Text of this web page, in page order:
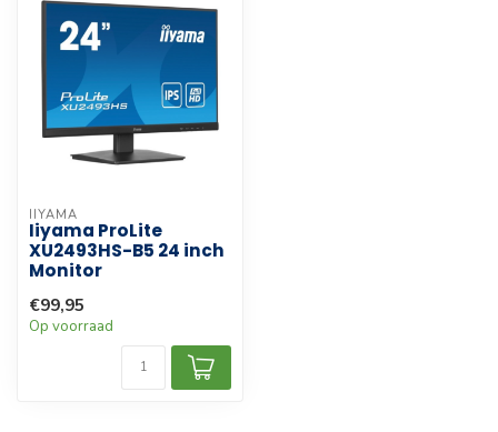
IIYAMA
Iiyama ProLite
XU2493HS-B5 24 inch
Monitor
€99,95
Op voorraad